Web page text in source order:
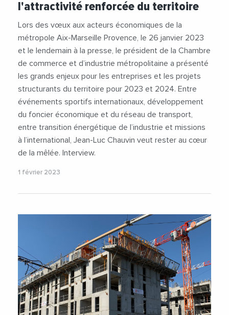
l'attractivité renforcée du territoire
Lors des vœux aux acteurs économiques de la
métropole Aix-Marseille Provence, le 26 janvier 2023
et le lendemain à la presse, le président de la Chambre
de commerce et d’industrie métropolitaine a présenté
les grands enjeux pour les entreprises et les projets
structurants du territoire pour 2023 et 2024. Entre
événements sportifs internationaux, développement
du foncier économique et du réseau de transport,
entre transition énergétique de l’industrie et missions
à l’international, Jean-Luc Chauvin veut rester au cœur
de la mêlée. Interview.
1 février 2023